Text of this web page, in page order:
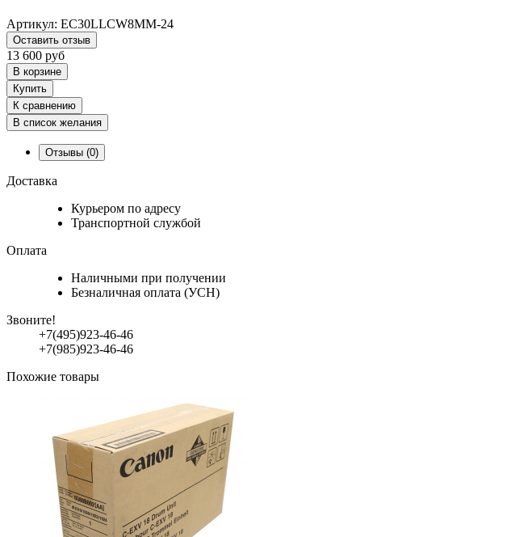
Артикул: EC30LLCW8MM-24
Оставить отзыв
13 600 руб
В корзине
Купить
К сравнению
В список желания
Отзывы (0)
Доставка
Курьером по адресу
Транспортной службой
Оплата
Наличными при получении
Безналичная оплата (УСН)
Звоните!
+7(495)923-46-46
+7(985)923-46-46
Похожие товары